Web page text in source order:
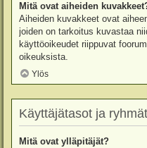
Mitä ovat aiheiden
Aiheiden kuvakkeet ovat
joiden on tarkoitus kuvastaa
käyttöoikeudet riippuvat
oikeuksista.
Ylös
Käyttäjätasot ja ryhmät
Mitä ovat ylläpitäjät?